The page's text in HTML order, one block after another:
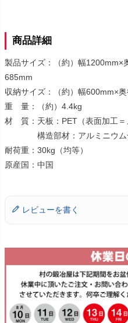
商品詳細
製品サイズ：（約）幅1200mm×
685mm
収納サイズ：（約）幅600mm×
重 量：（約）4.4kg
材 質：天板：PET（表面加工＝
構造部材：アルミニウム合
耐荷重：30kg（均等）
原産国：中国
レビューを書く